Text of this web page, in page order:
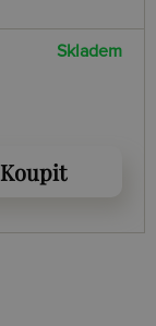
Skladem
Koupit